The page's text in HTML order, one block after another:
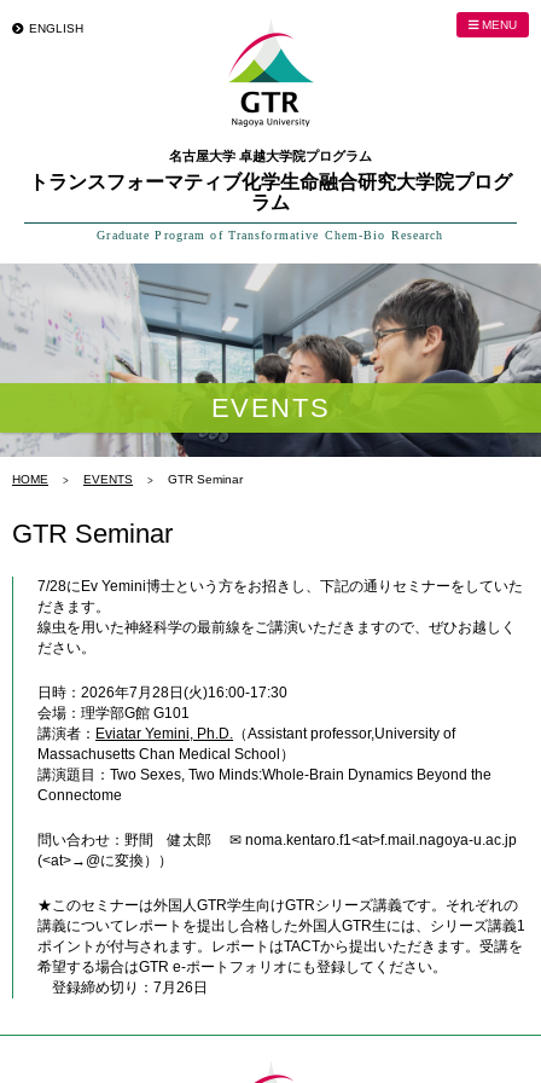
名古屋大学 卓越大学院プログラム
トランスフォーマティブ化学生命融合研究大学院プログ
ラム
Graduate Program of Transformative Chem-Bio Research
ENGLISH MENU
EVENTS
HOME EVENTS GTR Seminar
GTR Seminar
7/28にEv Yemini博士という方をお招きし、下記の通りセミナーをしていた
だきます。
線虫を用いた神経科学の最前線をご講演いただきますので、ぜひお越しく
ださい。
日時：2026年7月28日(火)16:00-17:30
会場：理学部G館 G101
講演者： Eviatar Yemini, Ph.D. （Assistant professor,University of
Massachusetts Chan Medical School）
講演題目：Two Sexes, Two Minds:Whole-Brain Dynamics Beyond the
Connectome
問い合わせ：野間 健太郎 ✉ noma.kentaro.f1<at>f.mail.nagoya-u.ac.jp
(<at>→@に変換））
★このセミナーは外国人GTR学生向けGTRシリーズ講義です。それぞれの
講義についてレポートを提出し合格した外国人GTR生には、シリーズ講義1
ポイントが付与されます。レポートはTACTから提出いただきます。受講を
希望する場合はGTR e-ポートフォリオにも登録してください。
登録締め切り：7月26日